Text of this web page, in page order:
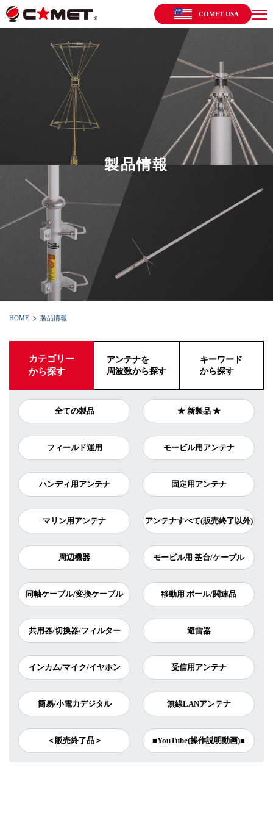
COMET USA
製品情報
HOME 製品情報
カテゴリー
から探す
アンテナを
周波数から探す
キーワード
から探す
全ての製品 ★ 新製品 ★
フィールド運用 モービル用アンテナ
ハンディ用アンテナ 固定用アンテナ
マリン用アンテナ アンテナすべて(販売終了以外)
周辺機器 モービル用 基台/ケーブル
同軸ケーブル/変換ケーブル 移動用 ポール/関連品
共用器/切換器/フィルター 避雷器
インカム/マイク/イヤホン 受信用アンテナ
簡易/小電力デジタル 無線LANアンテナ
＜販売終了品＞ ■YouTube(操作説明動画)■